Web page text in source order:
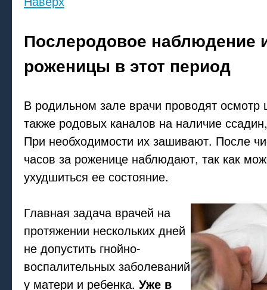
Послеродовое наблюдение
роженицы в этот период
В родильном зале врачи проводят осмотр
также родовых каналов на наличие
При необходимости их зашивают. После
часов за роженице наблюдают, так как
ухудшиться ее состояние.
Главная задача врачей на
протяжении нескольких дней
не допустить гнойно-
воспалительных заболеваний
у матери и ребенка. Уже в